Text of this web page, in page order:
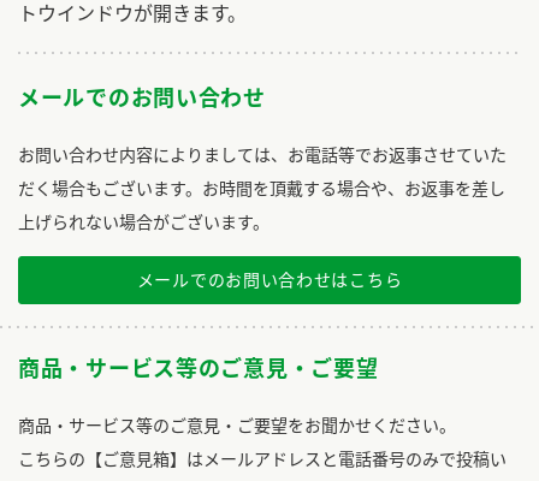
トウインドウが開きます。
メールでのお問い合わせ
お問い合わせ内容によりましては、お電話等でお返事させていた
だく場合もございます。お時間を頂戴する場合や、お返事を差し
上げられない場合がございます。
メールでのお問い合わせはこちら
商品・サービス等のご意見・ご要望
商品・サービス等のご意見・ご要望をお聞かせください。
こちらの【ご意見箱】はメールアドレスと電話番号のみで投稿い